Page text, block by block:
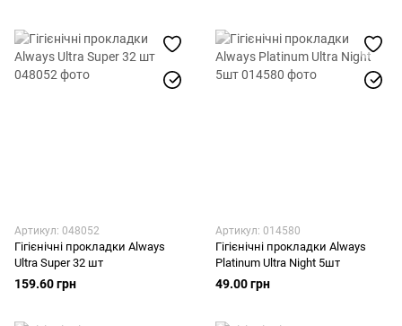
Артикул: 048052
Гігієнічні прокладки Always
Ultra Super 32 шт
159.60 грн
Артикул: 014580
Гігієнічні прокладки Always
Platinum Ultra Night 5шт
49.00 грн